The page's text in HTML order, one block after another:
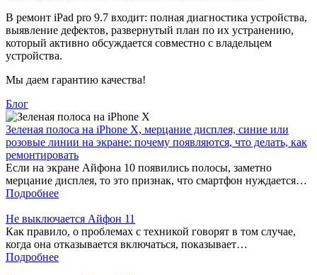
В ремонт iPad pro 9.7 входит: полная диагностика устройства,
выявление дефектов, развернутый план по их устранению,
который активно обсуждается совместно с владельцем
устройства.
Мы даем гарантию качества!
Блог
Зеленая полоса на iPhone X, мерцание дисплея, синие или
розовые линии на экране: почему появляются, что делать, как
ремонтировать
Если на экране Айфона 10 появились полосы, заметно
мерцание дисплея, то это признак, что смартфон нуждается…
Подробнее
Не выключается Айфон 11
Как правило, о проблемах с техникой говорят в том случае,
когда она отказывается включаться, показывает…
Подробнее